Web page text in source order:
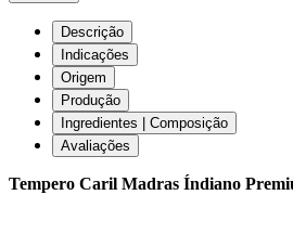
Descrição
Indicações
Origem
Produção
Ingredientes | Composição
Avaliações
Tempero Caril Madras Índiano